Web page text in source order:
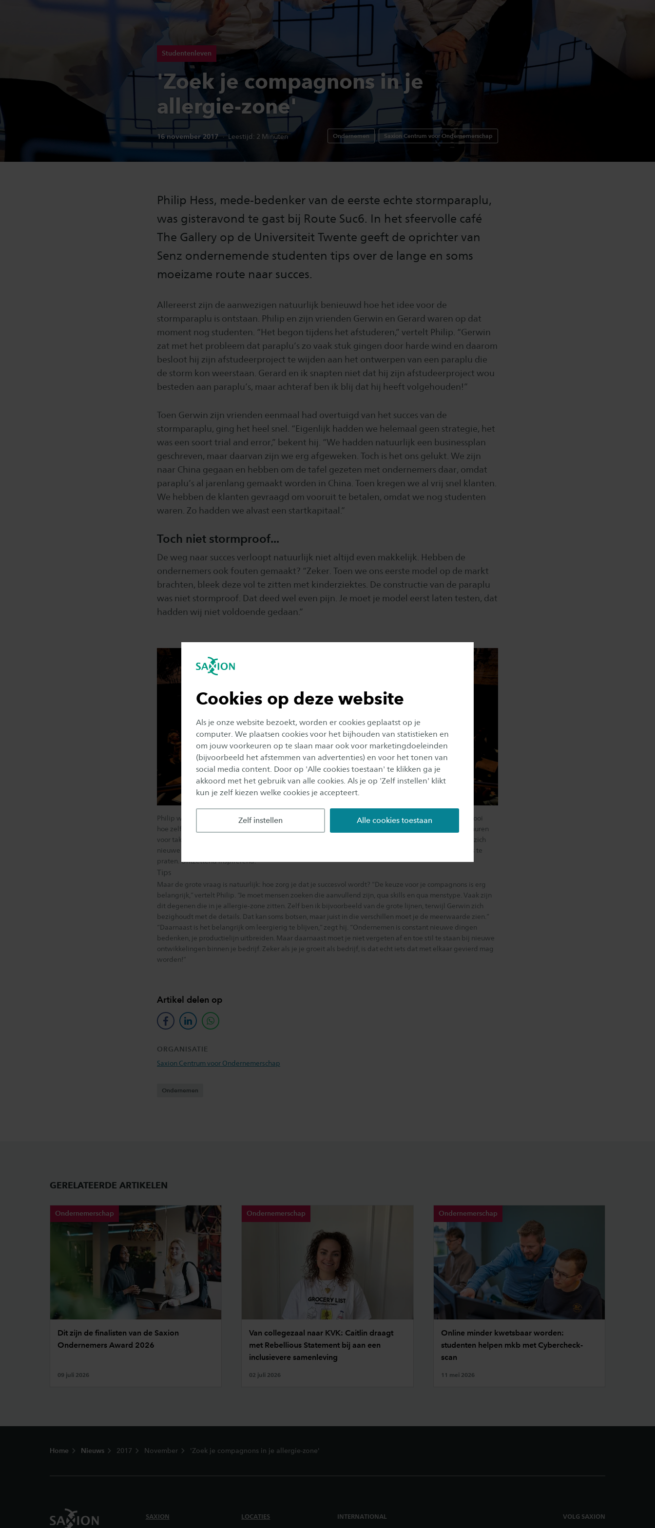
Cookies op deze website
Als je onze website bezoekt, worden er cookies geplaatst op je
computer. We plaatsen cookies voor het bijhouden van statistieken en
om jouw voorkeuren op te slaan maar ook voor marketingdoeleinden
(bijvoorbeeld het afstemmen van advertenties) en voor het tonen van
social media content. Door op 'Alle cookies toestaan' te klikken ga je
akkoord met het gebruik van alle cookies. Als je op 'Zelf instellen' klikt
kun je zelf kiezen welke cookies je accepteert.
Zelf instellen Alle cookies toestaan
Studentenleven
'Zoek je compagnons in je
allergie-zone'
Publicatiedatum:
16 november 2017 Leestijd: 2 Minuten Ondernemen Saxion Centrum voor Ondernemerschap
Philip Hess, mede-bedenker van de eerste echte stormparaplu,
was gisteravond te gast bij Route Suc6. In het sfeervolle café
The Gallery op de Universiteit Twente geeft de oprichter van
Senz ondernemende studenten tips over de lange en soms
moeizame route naar succes.
Allereerst zijn de aanwezigen natuurlijk benieuwd hoe het idee voor de
stormparaplu is ontstaan. Philip en zijn vrienden Gerwin en Gerard waren op dat
moment nog studenten. “Het begon tijdens het afstuderen,” vertelt Philip. “Gerwin
zat met het probleem dat paraplu’s zo vaak stuk gingen door harde wind en daarom
besloot hij zijn afstudeerproject te wijden aan het ontwerpen van een paraplu die
de storm kon weerstaan. Gerard en ik snapten niet dat hij zijn afstudeerproject wou
besteden aan paraplu’s, maar achteraf ben ik blij dat hij heeft volgehouden!”
Toen Gerwin zijn vrienden eenmaal had overtuigd van het succes van de
stormparaplu, ging het heel snel. “Eigenlijk hadden we helemaal geen strategie, het
was een soort trial and error,” bekent hij. “We hadden natuurlijk een businessplan
geschreven, maar daarvan zijn we erg afgeweken. Toch is het ons gelukt. We zijn
naar China gegaan en hebben om de tafel gezeten met ondernemers daar, omdat
paraplu’s al jarenlang gemaakt worden in China. Toen kregen we al vrij snel klanten.
We hebben de klanten gevraagd om vooruit te betalen, omdat we nog studenten
waren. Zo hadden we alvast een startkapitaal.”
Toch niet stormproof...
De weg naar succes verloopt natuurlijk niet altijd even makkelijk. Hebben de
ondernemers ook fouten gemaakt? “Zeker. Toen we ons eerste model op de markt
brachten, bleek deze vol te zitten met kinderziektes. De constructie van de paraplu
was niet stormproof. Dat deed wel even pijn. Je moet je model eerst laten testen, dat
hadden wij niet voldoende gedaan.”
Philip was zelf student toen Senz ontstond en ook nu werkt hij graag met jonge mensen. “Ik vind het mooi
hoe zelflerend ze zijn,” legt hij uit. “Bij mensen boven de 40 merk ik toch vaak dat ze sneller iemand inhuren
voor taken waar ze zelf geen ervaring mee hebben. Terwijl jonge ondernemers er juist voor kiezen om zich
nieuwe dingen eigen te maken, door middel van een instructiefilmpje op YouTube of door met experts te
praten. Ontzettend inspirerend.”
Tips
Maar de grote vraag is natuurlijk: hoe zorg je dat je succesvol wordt? “De keuze voor je compagnons is erg
belangrijk,” vertelt Philip. “Je moet mensen zoeken die aanvullend zijn, qua skills en qua menstype. Vaak zijn
dit degenen die in je allergie-zone zitten. Zelf ben ik bijvoorbeeld van de grote lijnen, terwijl Gerwin zich
bezighoudt met de details. Dat kan soms botsen, maar juist in die verschillen moet je de meerwaarde zien.”
“Daarnaast is het belangrijk om leergierig te blijven,” zegt hij. “Ondernemen is constant nieuwe dingen
bedenken, je productielijn uitbreiden. Maar daarnaast moet je niet vergeten af en toe stil te staan bij nieuwe
ontwikkelingen binnen je bedrijf. Zeker als je je groeit als bedrijf, is dat echt iets dat met elkaar gevierd mag
worden!”
Artikel delen op
facebooklinkedinwhatsapp
ORGANISATIE
Saxion Centrum voor Ondernemerschap
Ondernemen
GERELATEERDE ARTIKELEN
Ondernemerschap
Dit zijn de finalisten van de Saxion
Ondernemers Award 2026
09 juli 2026
Ondernemerschap
Van collegezaal naar KVK: Caitlin draagt
met Rebellious Statement bij aan een
inclusievere samenleving
02 juli 2026
Ondernemerschap
Online minder kwetsbaar worden:
studenten helpen mkb met Cybercheck-
scan
11 mei 2026
Home Nieuws 2017 November 'Zoek je compagnons in je allergie-zone'
SAXION LOCATIES INTERNATIONAL VOLG SAXION